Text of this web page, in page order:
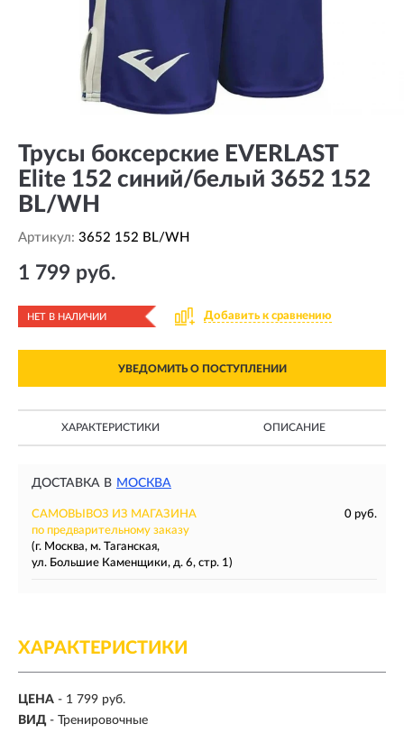
Трусы боксерские EVERLAST
Elite 152 синий/белый 3652 152
BL/WH
Артикул: 3652 152 BL/WH
1 799 руб.
НЕТ В НАЛИЧИИ Добавить к сравнению
УВЕДОМИТЬ О ПОСТУПЛЕНИИ
ХАРАКТЕРИСТИКИ ОПИСАНИЕ
ДОСТАВКА В МОСКВА
САМОВЫВОЗ ИЗ МАГАЗИНА
0 руб.
по предварительному заказу
(г. Москва, м. Таганская,
ул. Большие Каменщики, д. 6, стр. 1)
ХАРАКТЕРИСТИКИ
ЦЕНА - 1 799 руб.
ВИД - Тренировочные